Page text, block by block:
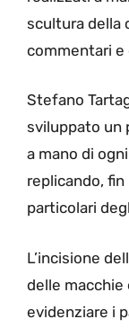
scultura della
commentari e
Stefano
sviluppato un
a mano di
replicando,
particolari
L’incisione
delle macchie
evidenziare i